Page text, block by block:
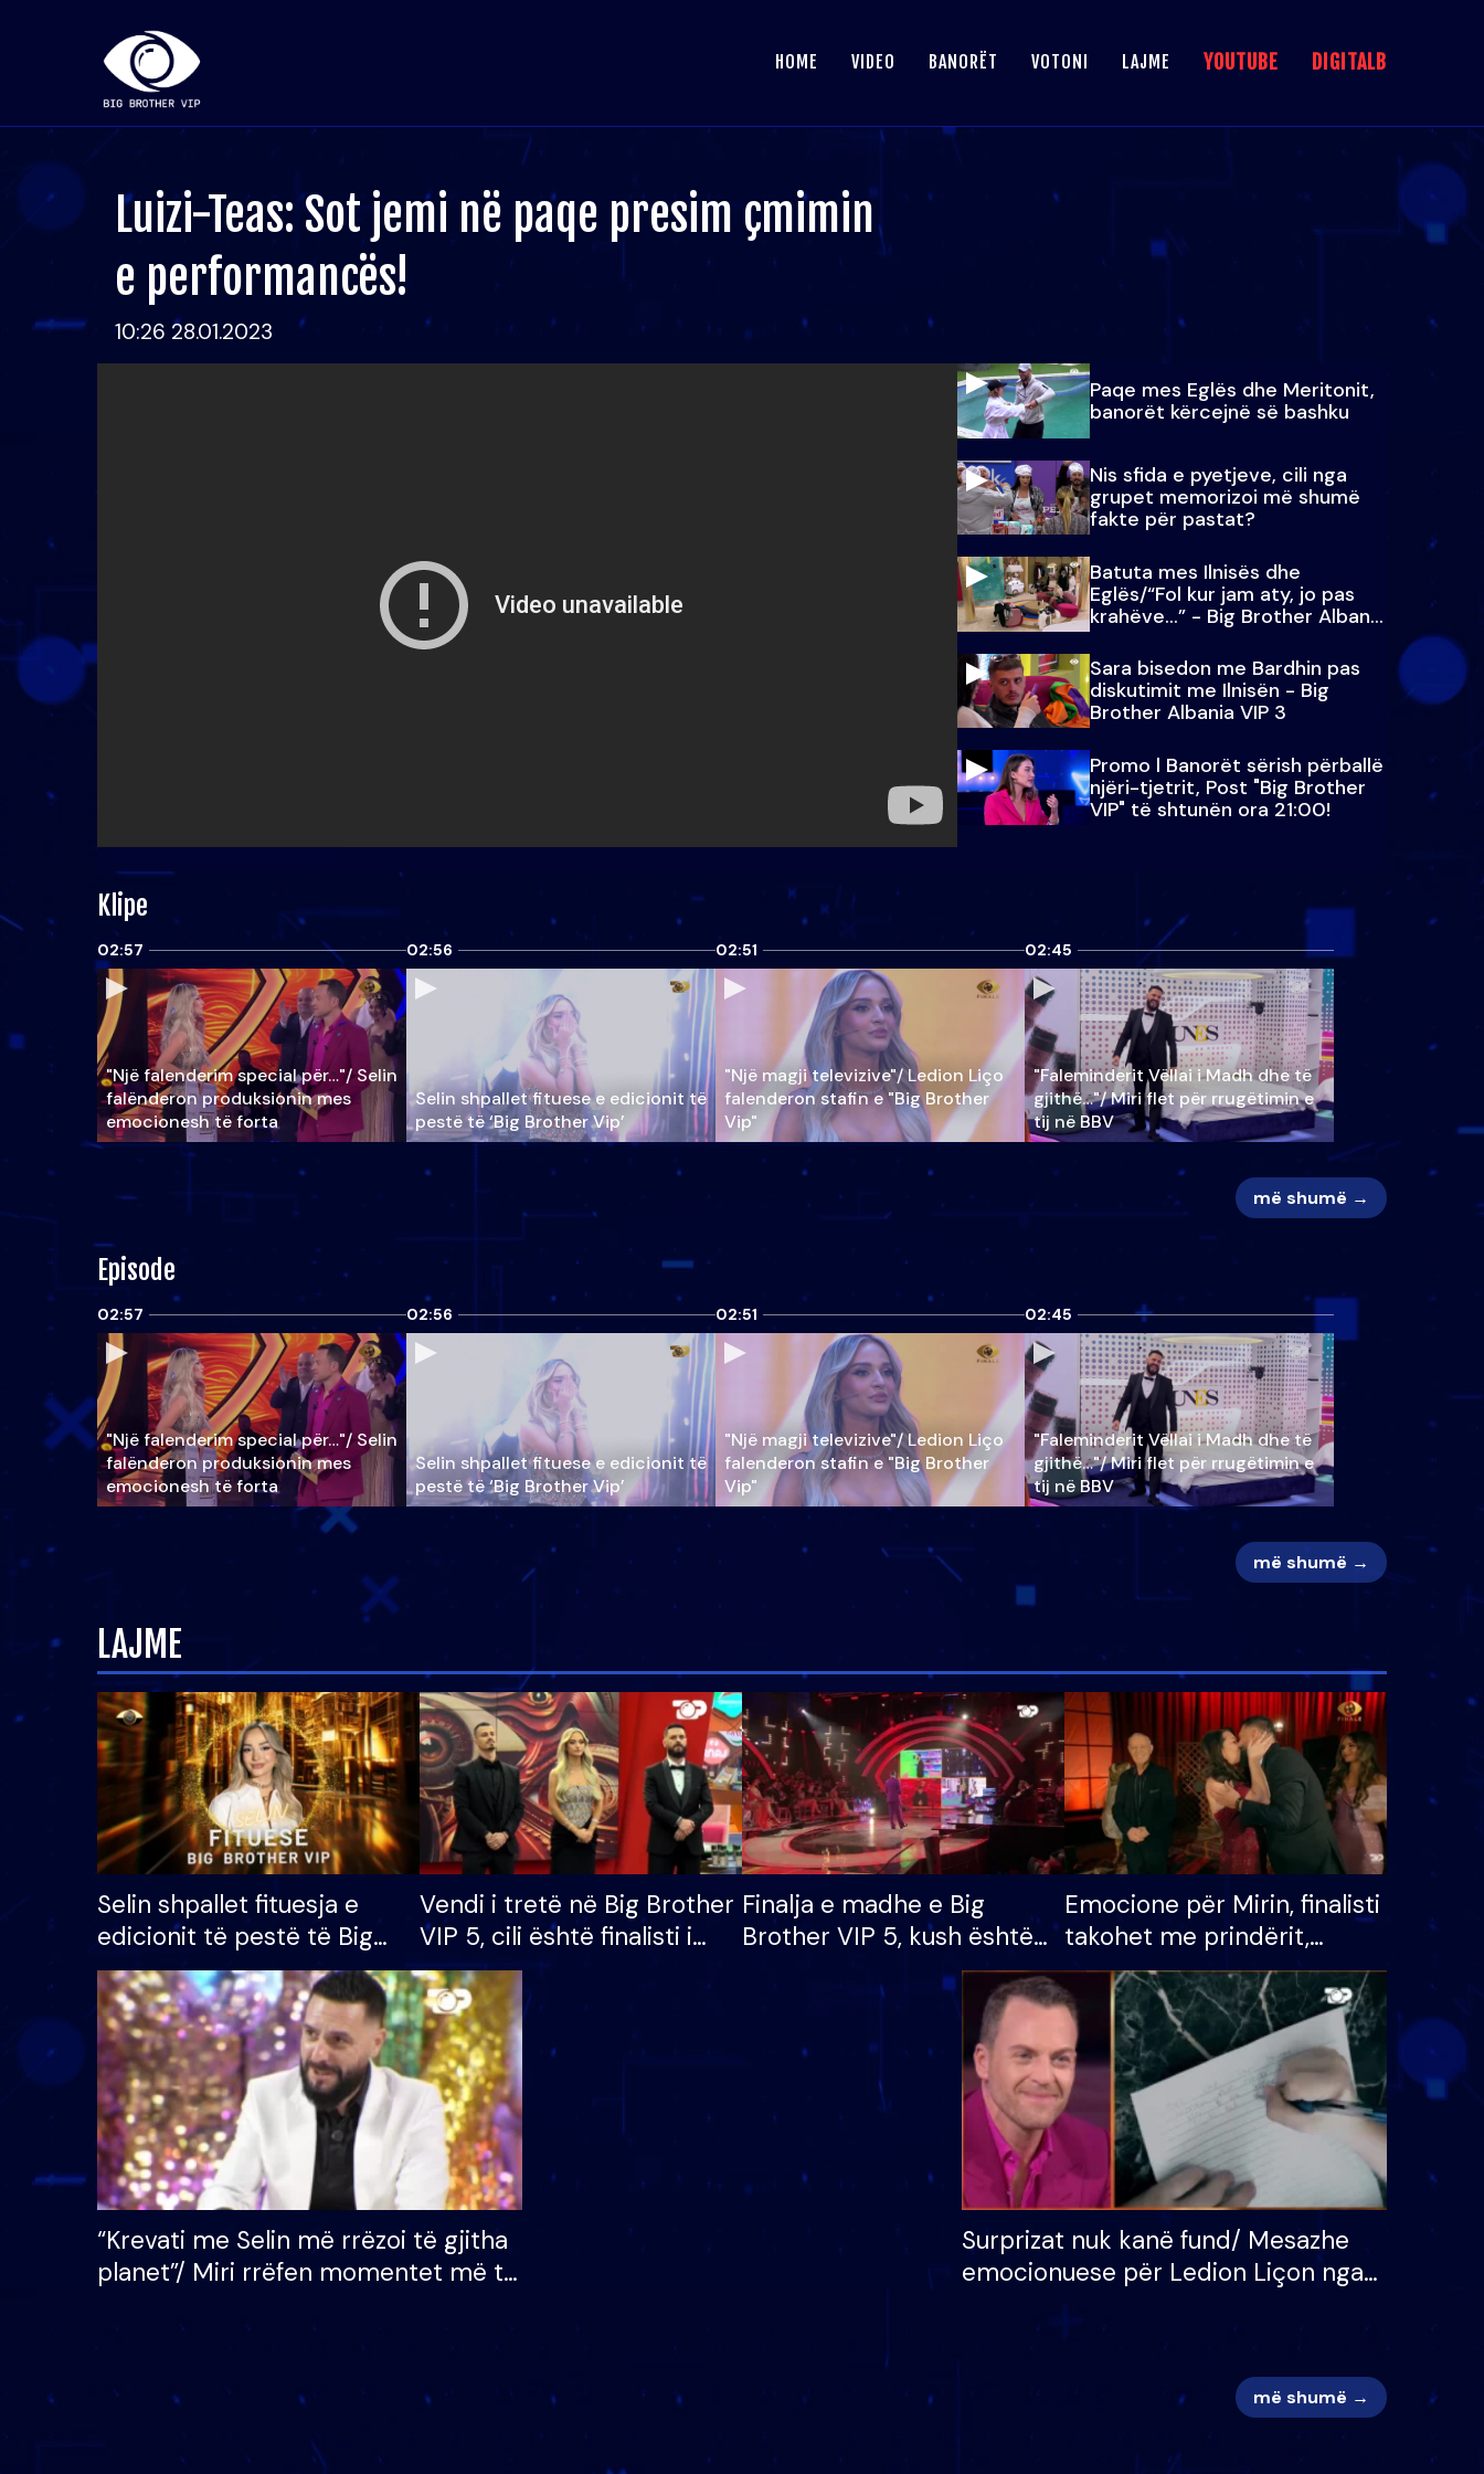
HOME VIDEO BANORËT VOTONI LAJME YOUTUBE DIGITALB
Luizi-Teas: Sot jemi në paqe presim çmimin
e performancës!
10:26 28.01.2023
Paqe mes Eglës dhe Meritonit,
banorët kërcejnë së bashku
Nis sfida e pyetjeve, cili nga
grupet memorizoi më shumë
fakte për pastat?
Batuta mes Ilnisës dhe
Eglës/“Fol kur jam aty, jo pas
krahëve…” - Big Brother Albania
VIP 3
Sara bisedon me Bardhin pas
diskutimit me Ilnisën - Big
Brother Albania VIP 3
Promo l Banorët sërish përballë
njëri-tjetrit, Post "Big Brother
VIP" të shtunën ora 21:00!
Klipe
02:57
"Një falenderim special për…"/ Selin
falënderon produksionin mes
emocionesh të forta
02:56
Selin shpallet fituese e edicionit të
pestë të ‘Big Brother Vip’
02:51
"Një magji televizive"/ Ledion Liço
falenderon stafin e "Big Brother
Vip"
02:45
"Faleminderit Vëllai i Madh dhe të
gjithë…"/ Miri flet për rrugëtimin e
tij në BBV
më shumë →
Episode
02:57
"Një falenderim special për…"/ Selin
falënderon produksionin mes
emocionesh të forta
02:56
Selin shpallet fituese e edicionit të
pestë të ‘Big Brother Vip’
02:51
"Një magji televizive"/ Ledion Liço
falenderon stafin e "Big Brother
Vip"
02:45
"Faleminderit Vëllai i Madh dhe të
gjithë…"/ Miri flet për rrugëtimin e
tij në BBV
më shumë →
LAJME
Selin shpallet fituesja e
edicionit të pestë të Big
Brother VIP, rrëmben
çmimin e madh prej 100
mijë eurosh
Vendi i tretë në Big Brother
VIP 5, cili është finalisti i
radhës që lë shtëpinë
Finalja e madhe e Big
Brother VIP 5, kush është
banori i parë që lë shtëpinë
dhe humb mundësinë për
të fituar çmimin e madh
Emocione për Mirin, finalisti
takohet me prindërit,
vajzën dhe bashkëshorten:
S’kemi ndonjë letër divorci
apo jo?
“Krevati me Selin më rrëzoi të gjitha
planet”/ Miri rrëfen momentet më të
mungojë zilja e mëngjesit kur…
Surprizat nuk kanë fund/ Mesazhe
emocionuese për Ledion Liçon nga
më shumë →